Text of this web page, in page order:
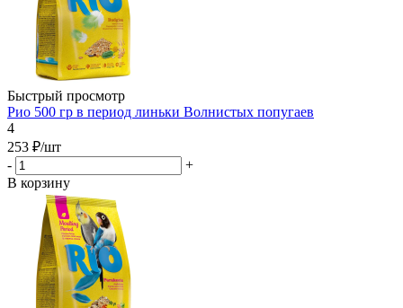
Быстрый просмотр
Рио 500 гр в период линьки Волнистых попугаев
4
253 ₽/шт
-
+
В корзину